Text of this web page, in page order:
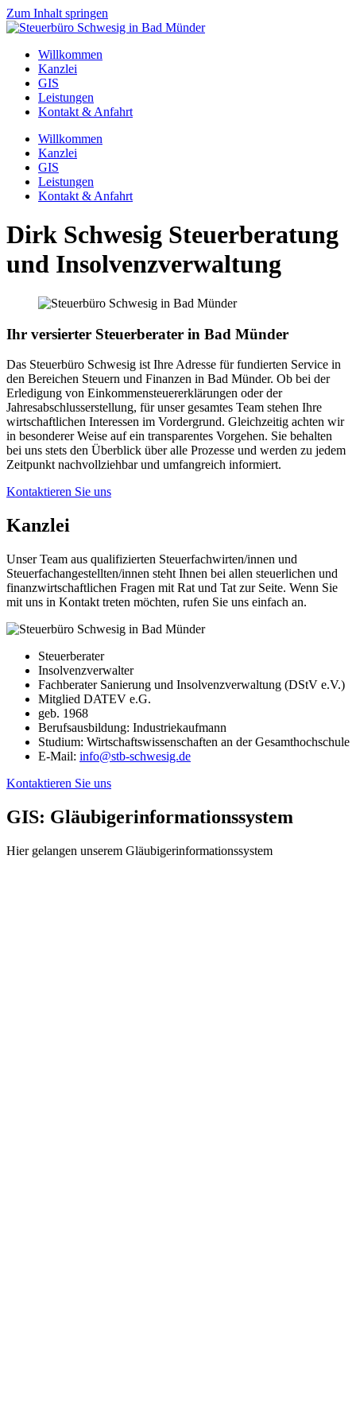
Zum Inhalt springen
Willkommen
Kanzlei
GIS
Leistungen
Kontakt & Anfahrt
Willkommen
Kanzlei
GIS
Leistungen
Kontakt & Anfahrt
Dirk Schwesig Steuerberatung
und Insolvenzverwaltung
Ihr versierter Steuerberater in Bad Münder
Das Steuerbüro Schwesig ist Ihre Adresse für fundierten Service in
den Bereichen Steuern und Finanzen in Bad Münder. Ob bei der
Erledigung von Einkommensteuererklärungen oder der
Jahresabschlusserstellung, für unser gesamtes Team stehen Ihre
wirtschaftlichen Interessen im Vordergrund. Gleichzeitig achten wir
in besonderer Weise auf ein transparentes Vorgehen. Sie behalten
bei uns stets den Überblick über alle Prozesse und werden zu jedem
Zeitpunkt nachvollziehbar und umfangreich informiert.
Kontaktieren Sie uns
Kanzlei
Unser Team aus qualifizierten Steuerfachwirten/innen und
Steuerfachangestellten/innen steht Ihnen bei allen steuerlichen und
finanzwirtschaftlichen Fragen mit Rat und Tat zur Seite. Wenn Sie
mit uns in Kontakt treten möchten, rufen Sie uns einfach an.
Steuerberater
Insolvenzverwalter
Fachberater Sanierung und Insolvenzverwaltung (DStV e.V.)
Mitglied DATEV e.G.
geb. 1968
Berufsausbildung: Industriekaufmann
Studium: Wirtschaftswissenschaften an der Gesamthochschule
E-Mail: info@stb-schwesig.de
Kontaktieren Sie uns
GIS: Gläubigerinformationssystem
Hier gelangen unserem Gläubigerinformationssystem